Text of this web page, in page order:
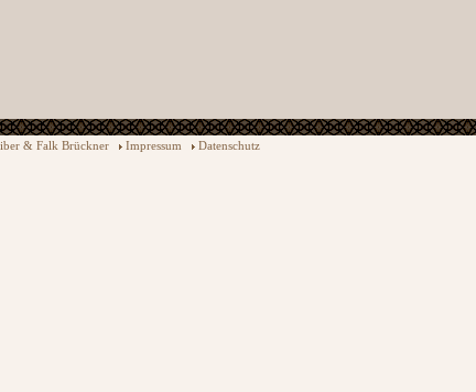
& Falk Brückner Impressum Datenschutz